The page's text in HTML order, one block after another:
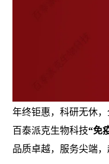
年终钜惠，科研无休，
百泰派克生物科技“免
品质卓越，服务尖端，